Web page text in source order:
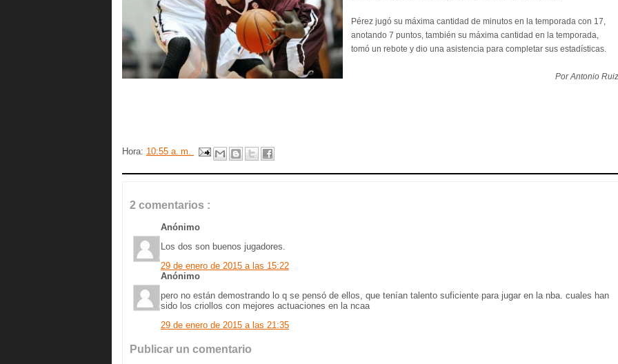
Pérez jugó su máxima cantidad de minutos en la temporada con 17,
anotando 7 puntos, también su máxima cantidad en la temporada,
tomó un rebote y dio una asistencia para completar sus estadísticas.
Por Antonio Ruiz
Hora: 10:55 a. m.
2 comentarios :
Anónimo
Los dos son buenos jugadores.
29 de enero de 2015 a las 15:22
Anónimo
pero no están demostrando lo q se pensó de ellos, que tenían talento suficiente para jugar en la nba. cuales han
sido los criollos con mejores actuaciones en la ncaa
29 de enero de 2015 a las 21:35
Publicar un comentario